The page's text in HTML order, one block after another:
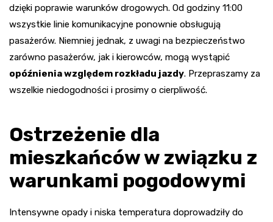
dzięki poprawie warunków drogowych. Od godziny 11:00
wszystkie linie komunikacyjne ponownie obsługują
pasażerów. Niemniej jednak, z uwagi na bezpieczeństwo
zarówno pasażerów, jak i kierowców, mogą wystąpić
opóźnienia względem rozkładu jazdy. Przepraszamy za
wszelkie niedogodności i prosimy o cierpliwość.
Ostrzeżenie dla
mieszkańców w związku z
warunkami pogodowymi
Intensywne opady i niska temperatura doprowadziły do